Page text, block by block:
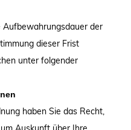
der
dieser Frist
unter folgender
haben Sie das Recht,